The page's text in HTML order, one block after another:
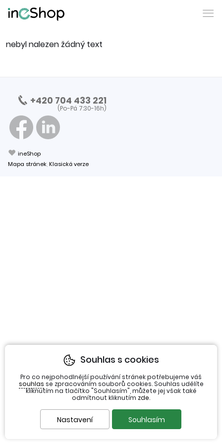
nebyl nalezen žádný text
+420 704 433 221
(Po-Pá 7:30-16h)
❤ ineShop
Mapa stránek Klasická verze
Souhlas s cookies
Pro co nejpohodlnější používání stránek potřebujeme váš
souhlas se zpracováním souborů cookies. Souhlas udělíte
kliknutím na tlačítko "Souhlasím", můžete jej však také
odmítnout kliknutím zde.
Nastavení Souhlasím